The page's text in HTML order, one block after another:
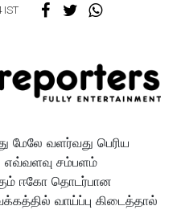
IST
மேலே வளர்வது பெரிய
எவ்வளவு சம்பளம்
ஈகோ தொடர்பான
வாய்ப்பு கிடைத்தால்